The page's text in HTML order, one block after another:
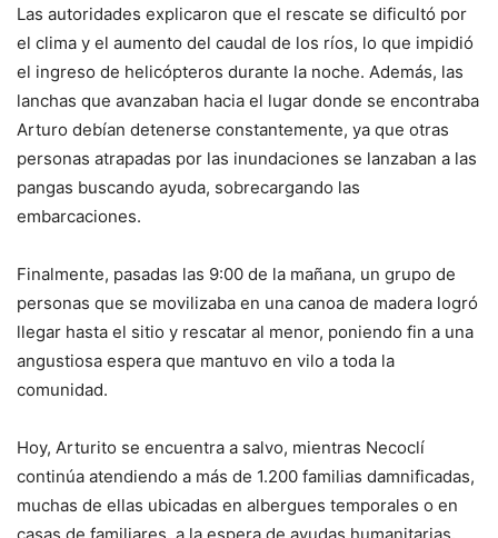
Las autoridades explicaron que el rescate se dificultó por
el clima y el aumento del caudal de los ríos, lo que impidió
el ingreso de helicópteros durante la noche. Además, las
lanchas que avanzaban hacia el lugar donde se encontraba
Arturo debían detenerse constantemente, ya que otras
personas atrapadas por las inundaciones se lanzaban a las
pangas buscando ayuda, sobrecargando las
embarcaciones.
Finalmente, pasadas las 9:00 de la mañana, un grupo de
personas que se movilizaba en una canoa de madera logró
llegar hasta el sitio y rescatar al menor, poniendo fin a una
angustiosa espera que mantuvo en vilo a toda la
comunidad.
Hoy, Arturito se encuentra a salvo, mientras Necoclí
continúa atendiendo a más de 1.200 familias damnificadas,
muchas de ellas ubicadas en albergues temporales o en